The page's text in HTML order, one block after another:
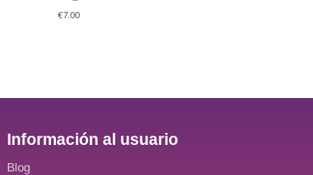
€7.00
Información al usuario
Blog